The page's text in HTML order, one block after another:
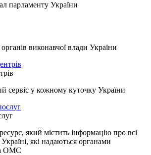
парламенту України
виконавчої влади України
сервіс у кожному куточку України
який містить інформацію про всі
які надаються органами
ОМС